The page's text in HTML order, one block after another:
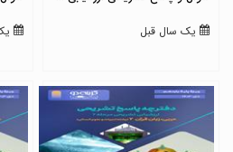
یک سال قبل